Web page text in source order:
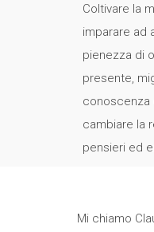
Coltivare la
imparare ad
pienezza di
presente,
conoscenza
cambiare la
pensieri ed
Mi chiamo